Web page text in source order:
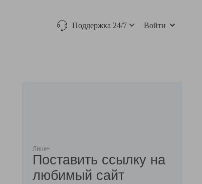
Поддержка 24/7 Войти
Линк+
Поставить ссылку на
любимый сайт